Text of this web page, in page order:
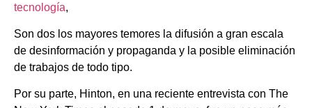
tecnología,
Son dos los mayores temores la difusión a gran escala
de desinformación y propaganda y la posible eliminación
de trabajos de todo tipo.
Por su parte, Hinton, en una reciente entrevista con The